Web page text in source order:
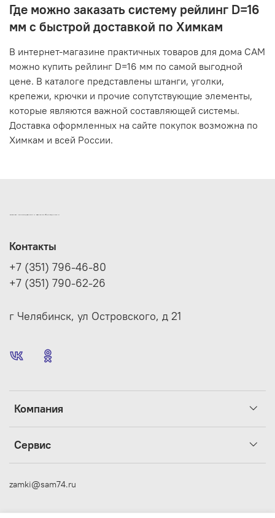
Где можно заказать систему рейлинг D=16
мм с быстрой доставкой по Химкам
В интернет-магазине практичных товаров для дома САМ
можно купить рейлинг D=16 мм по самой выгодной
цене. В каталоге представлены штанги, уголки,
крепежи, крючки и прочие сопутствующие элементы,
которые являются важной составляющей системы.
Доставка оформленных на сайте покупок возможна по
Химкам и всей России.
Компания
Сервис
Контакты
+7 (351) 796-46-80
+7 (351) 790-62-26
г Челябинск, ул Островского, д 21
zamki@sam74.ru